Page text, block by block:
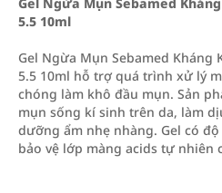
5.5 10ml
Gel Ngừa Mụn Sebamed Kháng
5.5 10ml hỗ trợ quá trình xử lý
chóng làm khô đầu mụn. Sản
mụn sống kí sinh trên da, làm
dưỡng ẩm nhẹ nhàng. Gel có
bảo vệ lớp màng acids tự nhiên